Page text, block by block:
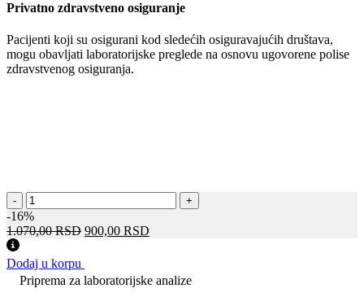
Privatno zdravstveno osiguranje
Pacijenti koji su osigurani kod sledećih osiguravajućih društava,
mogu obavljati laboratorijske preglede na osnovu ugovorene polise
zdravstvenog osiguranja.
-
Urin
+
urinokultura
+
-16%
1.070,00RSD Оригинална
била:
1.070,00 RSD.
900,00 RSD
900,00 RSD.
Dodaj u korpu
Priprema za laboratorijske analize